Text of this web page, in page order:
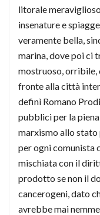
litorale
insenature e
veramente bella,
marina, dove poi ci
mostruoso, orribile,
fronte alla città
definì Romano
pubblici per la
marxismo allo
per ogni comunista
mischiata con il
prodotto se non il
cancerogeni, dato
avrebbe mai